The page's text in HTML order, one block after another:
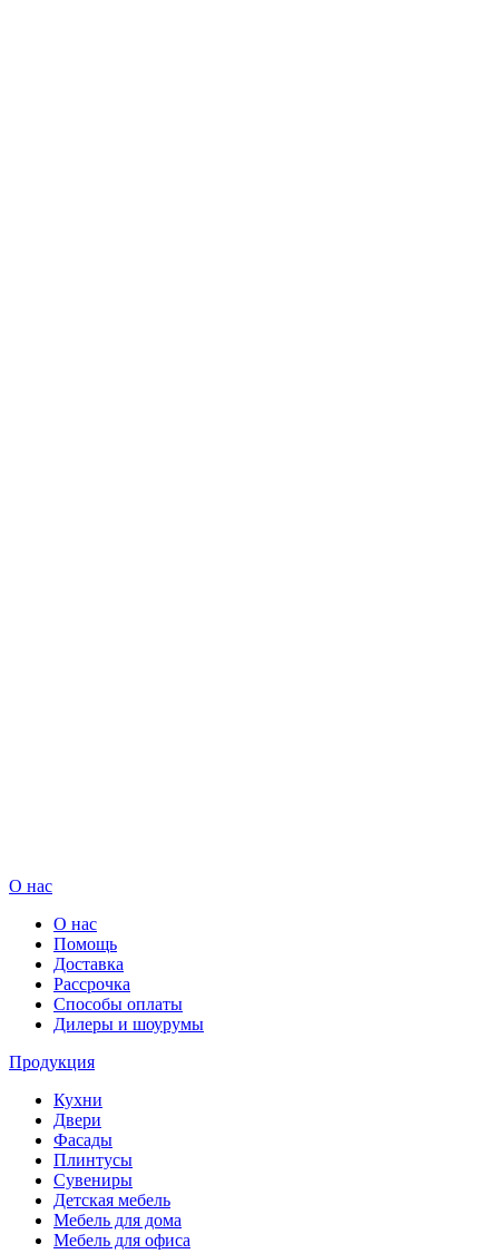
О нас
О нас
Помощь
Доставка
Рассрочка
Способы оплаты
Дилеры и шоурумы
Продукция
Кухни
Двери
Фасады
Плинтусы
Сувениры
Детская мебель
Мебель для дома
Мебель для офиса